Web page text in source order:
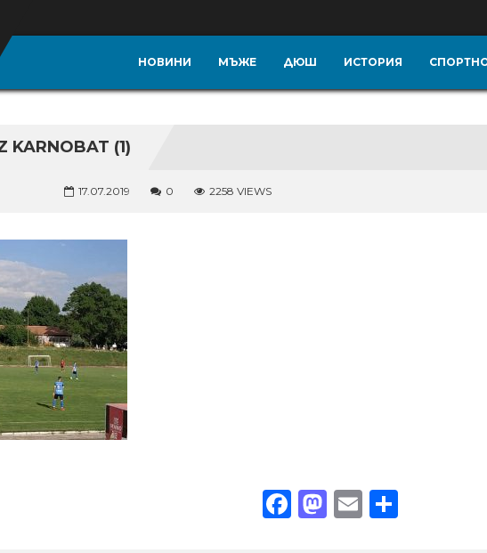
НОВИНИ МЪЖЕ ДЮШ ИСТОРИЯ
KARNOBAT (1)
17.07.2019 0 2258 VIEWS
Facebook
Mastodon
EmailShare